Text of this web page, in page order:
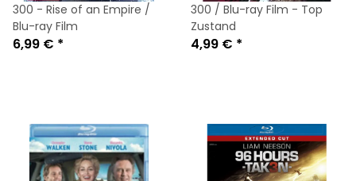
300 - Rise of an Empire /
Blu-ray Film
6,99 € *
300 / Blu-ray Film - Top
Zustand
4,99 € *